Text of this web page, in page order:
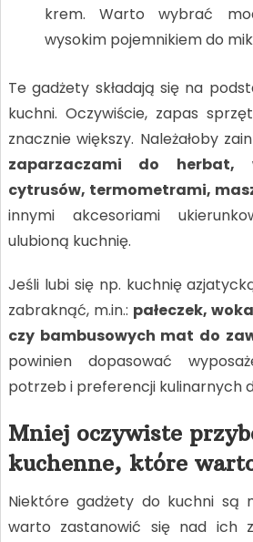
krem. Warto wybrać
wysokim pojemnikiem do
Te gadżety składają się na
kuchni. Oczywiście, zapas
znacznie większy. Należałoby
zaparzaczami do herbat,
cytrusów, termometrami,
innymi akcesoriami
ulubioną kuchnię.
Jeśli lubi się np. kuchnię
zabraknąć, m.in.: pałeczek,
czy bambusowych mat do
powinien dopasować
potrzeb i preferencji kulinarnych
Mniej oczywiste
kuchenne, które
Niektóre gadżety do kuchni są
warto zastanowić się nad ich